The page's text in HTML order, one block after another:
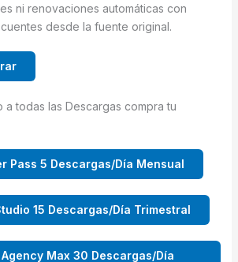
ni renovaciones automáticas con
desde la fuente original.
a todas las Descargas compra tu
Pass 5 Descargas/Día Mensual
15 Descargas/Día Trimestral
Max 30 Descargas/Día